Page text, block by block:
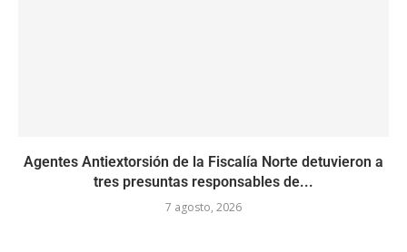
Agentes Antiextorsión de la Fiscalía Norte detuvieron a
tres presuntas responsables de...
7 agosto, 2026